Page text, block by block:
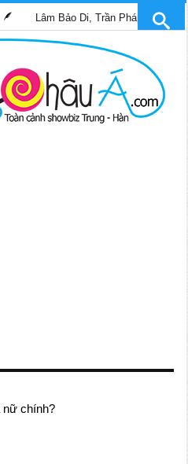
Lâm Bảo Di, Trần Pháp Dung tái ngộ